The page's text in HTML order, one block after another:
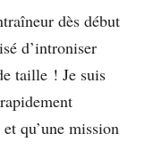
dès début
d’introniser
taille ! Je suis
qu’une mission